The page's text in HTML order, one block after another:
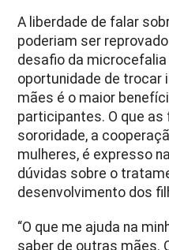
A liberdade de falar
poderiam ser
desafio da microcefalia
oportunidade de
mães é o maior
participantes. O que
sororidade, a
mulheres, é expresso
dúvidas sobre o
desenvolvimento dos
“O que me ajuda na
saber de outras mães.